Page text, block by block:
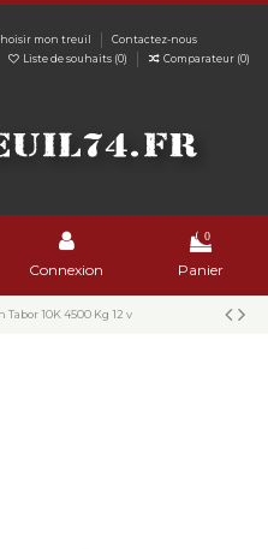
mon treuil
Contactez-nous
Liste de souhaits (0) Comparateur (0)
Connexion
0
Panier
Tabor 10K 4500 Kg 12 v